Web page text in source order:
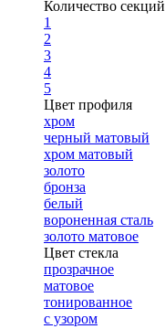
Количество секций
1
2
3
4
5
Цвет профиля
хром
черный матовый
хром матовый
золото
бронза
белый
вороненная сталь
золото матовое
Цвет стекла
прозрачное
матовое
тонированное
с узором